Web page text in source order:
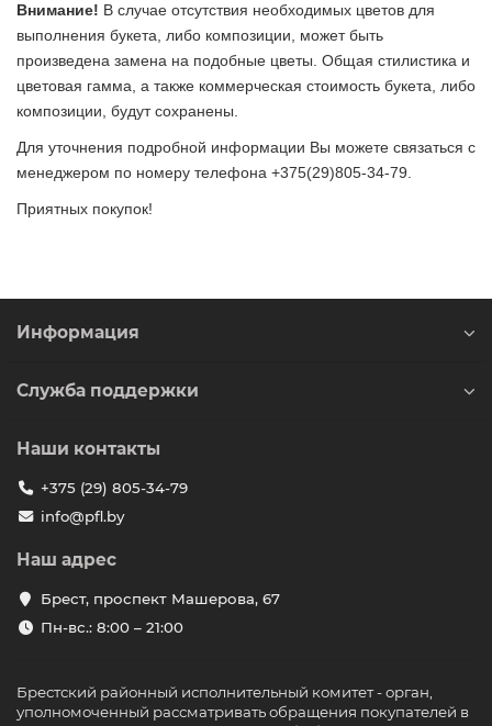
Внимание! В случае отсутствия необходимых цветов для
выполнения букета, либо композиции, может быть
произведена замена на подобные цветы. Общая стилистика и
цветовая гамма, а также коммерческая стоимость букета, либо
композиции, будут сохранены.
Для уточнения подробной информации Вы можете связаться с
менеджером по номеру телефона +375(29)805-34-79.
Приятных покупок!
Информация
Служба поддержки
Наши контакты
+375 (29) 805-34-79
info@pfl.by
Наш адрес
Брест, проспект Машерова, 67
Пн-вс.: 8:00 – 21:00
Брестский районный исполнительный комитет - орган,
уполномоченный рассматривать обращения покупателей в